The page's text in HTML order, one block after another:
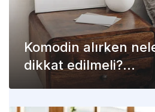
Komodin alırken
dikkat edilmeli?
Komodinler